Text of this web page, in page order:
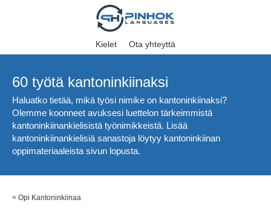
Kielet Ota yhteyttä
60 työtä kantoninkiinaksi
Haluatko tietää, mikä työsi nimike on kantoninkiinaksi?
Olemme koonneet avuksesi luettelon tärkeimmistä
kantoninkiinankielisistä työnimikkeistä. Lisää
kantoninkiinankielisiä sanastoja löytyy kantoninkiinan
oppimateriaaleista sivun lopusta.
< Opi Kantoninkiinaa